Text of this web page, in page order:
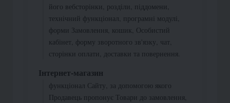
його вебсторінки, розділи, піддомени,
технічний функціонал, програмні модулі,
форми Замовлення, кошик, Особистий
кабінет, форму зворотного зв'язку, чат,
сторінки оплати, доставки та повернення.
Інтернет-магазин
функціонал Сайту, за допомогою якого
Продавець пропонує Товари до замовлення,